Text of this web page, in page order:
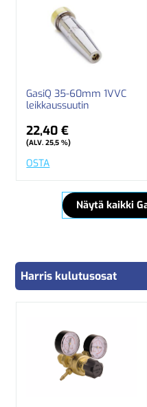
GasiQ 35-60mm 1VVC
leikkaussuutin
22,40 €
(ALV. 25,5 %)
OSTA
Näytä kaikki
Harris kulutusosat